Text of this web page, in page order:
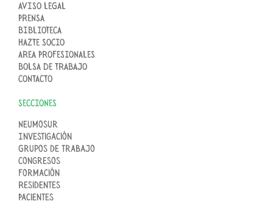
AVISO LEGAL
PRENSA
BIBLIOTECA
HAZTE SOCIO
AREA PROFESIONALES
BOLSA DE TRABAJO
CONTACTO
SECCIONES
Neumosur
Investigación
Grupos de trabajo
Congresos
Formación
Residentes
Pacientes